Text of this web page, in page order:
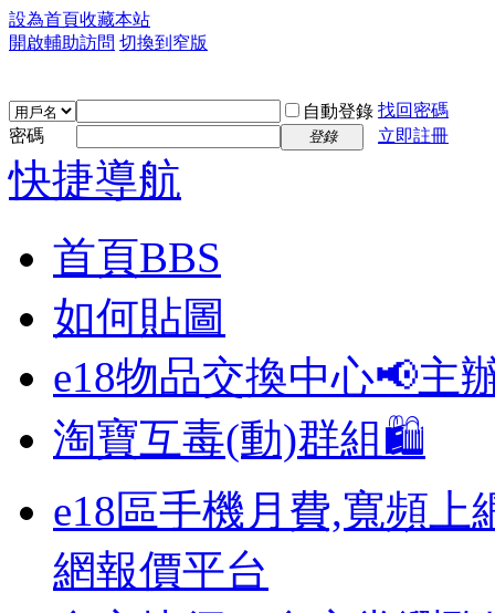
設為首頁收藏本站
開啟輔助訪問 切換到窄版
自動登錄 找回密碼
密碼
登錄 立即註冊
快捷導航
首頁BBS
如何貼圖
e18物品交換中心📢主
淘寶互毒(動)群組🛍️
e18區手機月費,寬頻上
網報價平台